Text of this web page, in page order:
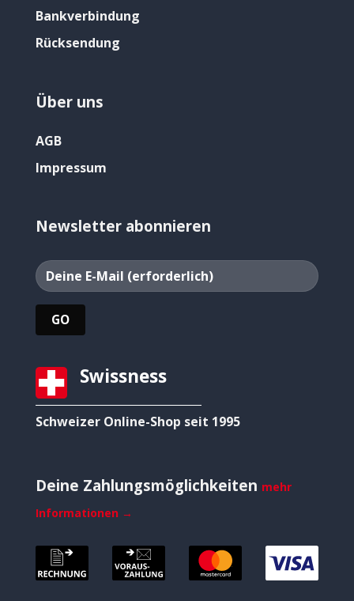
Bankverbindung
Rücksendung
Über uns
AGB
Impressum
Newsletter abonnieren
Swissness
Schweizer Online-Shop seit 1995
Deine Zahlungsmöglichkeiten mehr
Informationen →